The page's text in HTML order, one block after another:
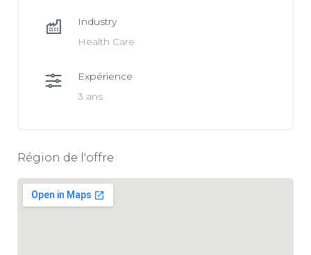
Industry
Health Care
Expérience
3 ans
Région de l'offre